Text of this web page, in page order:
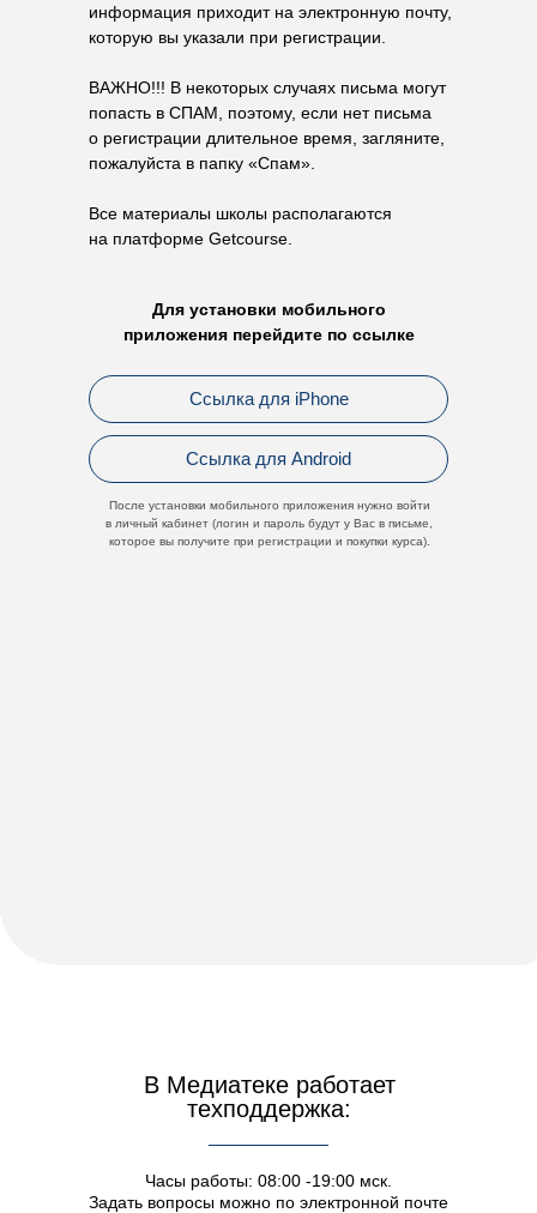
Для установки мобильного
приложения перейдите по ссылке
После установки мобильного приложения нужно войти
в личный кабинет (логин и пароль будут у Вас в письме,
которое вы получите при регистрации и покупки курса).
информация приходит на электронную почту,
которую вы указали при регистрации.
ВАЖНО!!! В некоторых случаях письма могут
попасть в СПАМ, поэтому, если нет письма
о регистрации длительное время, загляните,
пожалуйста в папку «Спам».
Все материалы школы располагаются
на платформе Getcourse.
Ссылка для iPhone
Ссылка для Android
Часы работы: 08:00 -19:00 мск.
Задать вопросы можно по электронной почте
В Медиатеке работает
техподдержка: